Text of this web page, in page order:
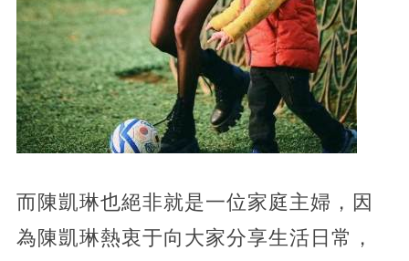
而陳凱琳也絕非就是一位家庭主婦，因
為陳凱琳熱衷于向大家分享生活日常，